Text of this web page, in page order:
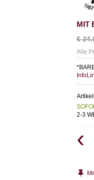
MIT
€
Alle
2-3